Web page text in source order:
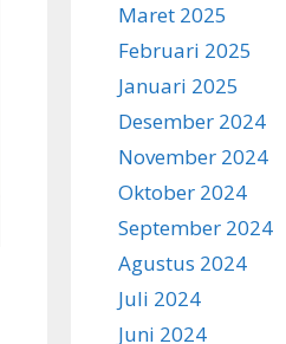
Maret 2025
Februari 2025
Januari 2025
Desember 2024
November 2024
Oktober 2024
September 2024
Agustus 2024
Juli 2024
Juni 2024